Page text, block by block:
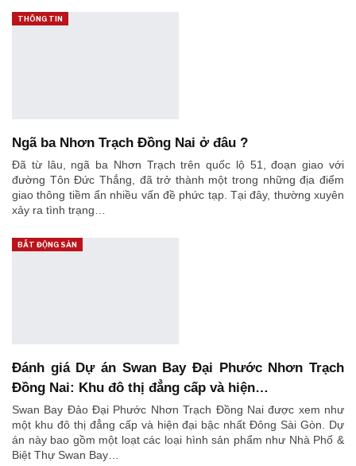
THÔNG TIN
Ngã ba Nhơn Trạch Đồng Nai ở đâu ?
Đã từ lâu, ngã ba Nhơn Trạch trên quốc lộ 51, đoạn giao với
đường Tôn Đức Thắng, đã trở thành một trong những địa điểm
giao thông tiềm ẩn nhiều vấn đề phức tạp. Tại đây, thường xuyên
xảy ra tình trạng…
BẤT ĐỘNG SẢN
Đánh giá Dự án Swan Bay Đại Phước Nhơn Trạch
Đồng Nai: Khu đô thị đẳng cấp và hiện…
Swan Bay Đảo Đại Phước Nhơn Trạch Đồng Nai được xem như
một khu đô thị đẳng cấp và hiện đại bậc nhất Đông Sài Gòn. Dự
án này bao gồm một loạt các loại hình sản phẩm như Nhà Phố &
Biệt Thự Swan Bay…